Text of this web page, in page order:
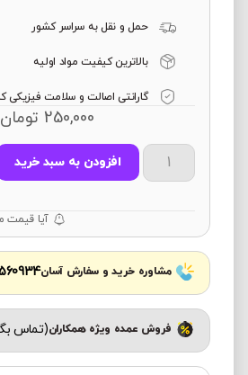
حمل و نقل به سراسر کشور
بالاترین کیفیت مواد اولیه
گارانتی اصالت و سلامت فیزیکی
250,000 تومان
افزودن به سبد خرید
آیا قیمت
مشاوره خرید و سفارش آسان
فروش عمده ویژه همکاران(تماس